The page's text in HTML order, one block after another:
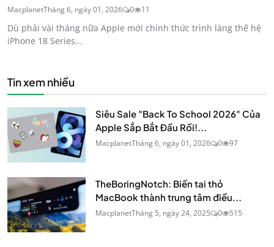
MacplanetTháng 6, ngày 01, 2026 0 11
Dù phải vài tháng nữa Apple mới chính thức trình làng thế hệ
iPhone 18 Series...
Tin xem nhiều
Siêu Sale "Back To School 2026" Của
Apple Sắp Bắt Đầu Rồi!...
MacplanetTháng 6, ngày 01, 2026 0 97
TheBoringNotch: Biến tai thỏ
MacBook thành trung tâm điều...
MacplanetTháng 5, ngày 24, 2025 0 515